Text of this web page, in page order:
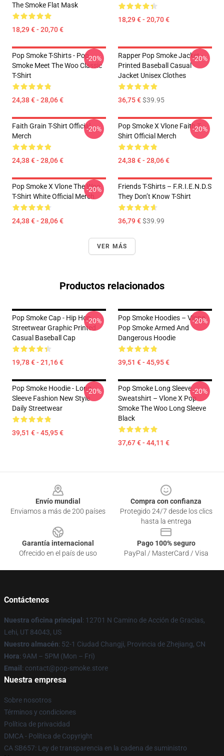
The Smoke Flat Mask
18,29 € - 20,70 €
18,29 € - 20,70 €
Pop Smoke T-Shirts - Pop
Smoke Meet The Woo Classic
T-Shirt
24,38 € - 28,06 €
-20%
Rapper Pop Smoke Jacket -
Printed Baseball Casual
Jacket Unisex Clothes
36,75 €$39.95
-20%
Faith Grain T-Shirt Official
Merch
24,38 € - 28,06 €
-20%
Pop Smoke X Vlone Faith T-
Shirt Official Merch
24,38 € - 28,06 €
-20%
Pop Smoke X Vlone The Woo
T-Shirt White Official Merch
24,38 € - 28,06 €
-20%
Friends T-Shirts – F.R.I.E.N.D.S
They Don’t Know T-Shirt
36,79 €$39.99
VER MÁS
Productos relacionados
Pop Smoke Cap - Hip Hop
Streetwear Graphic Printed
Casual Baseball Cap
19,78 € - 21,16 €
-20%
Pop Smoke Hoodies – Vlone
Pop Smoke Armed And
Dangerous Hoodie
39,51 € - 45,95 €
-20%
Pop Smoke Hoodie - Long
Sleeve Fashion New Style
Daily Streetwear
39,51 € - 45,95 €
-20%
Pop Smoke Long Sleeve
Sweatshirt – Vlone X Pop
Smoke The Woo Long Sleeve
Black
37,67 € - 44,11 €
-20%
Envío mundial
Enviamos a más de 200 países
Compra con confianza
Protegido 24/7 desde los clics
hasta la entrega
Garantía internacional
Ofrecido en el país de uso
Pago 100% seguro
PayPal / MasterCard / Visa
Contáctenos
Nuestra oficina principal : 12701 N Camino de Acción de Gracias,
Lehi, UT 84043, US
Nuestro almacén: 52-1 Ciudad Changji, Provincia de Zhejiang, CN
Hora: 9AM – 5PM (Mon – Fri)
Email : contact@pop-smoke.store
Nuestra empresa
Sobre nosotros
Términos y condiciones
Política de privacidad
DMCA - Política de Copyright
CA SB657: Ley de transparencia en la cadena de suministro